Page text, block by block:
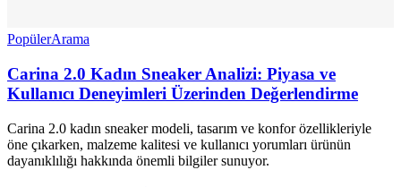
PopülerArama
Carina 2.0 Kadın Sneaker Analizi: Piyasa ve
Kullanıcı Deneyimleri Üzerinden Değerlendirme
Carina 2.0 kadın sneaker modeli, tasarım ve konfor özellikleriyle
öne çıkarken, malzeme kalitesi ve kullanıcı yorumları ürünün
dayanıklılığı hakkında önemli bilgiler sunuyor.